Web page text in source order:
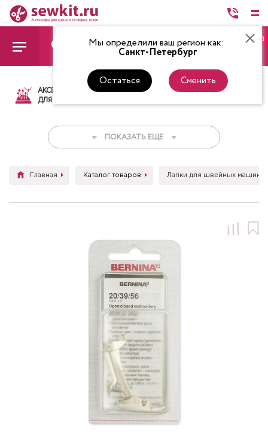
Мы определили ваш регион как:
Санкт-Петербург
Остаться Сменить
0
АКСЕССУАРЫ
ДЛЯ ШИТЬЯ
ТКАНИ НИТКИ
ПОКАЗАТЬ ЕЩЕ
Главная Каталог товаров Лапки для швейных машин